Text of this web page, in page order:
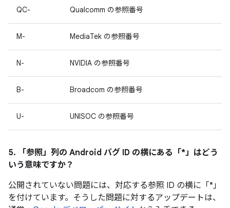
QC- Qualcomm の参照番号
M- MediaTek の参照番号
N- NVIDIA の参照番号
B- Broadcom の参照番号
U- UNISOC の参照番号
5. 「参照」 列の Android バグ ID の横にある「*」はどう
いう意味ですか？
公開されていない問題には、対応する参照 ID の横に「*」
を付けています。そうした問題に対するアップデートは、